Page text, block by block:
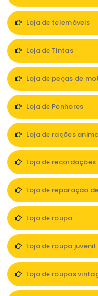
Loja de telemóveis
Loja de Tintas
Loja de peças de
Loja de Penhores
Loja de rações
Loja de recordações
Loja de reparação
Loja de roupa
Loja de roupa juvenil
Loja de roupas